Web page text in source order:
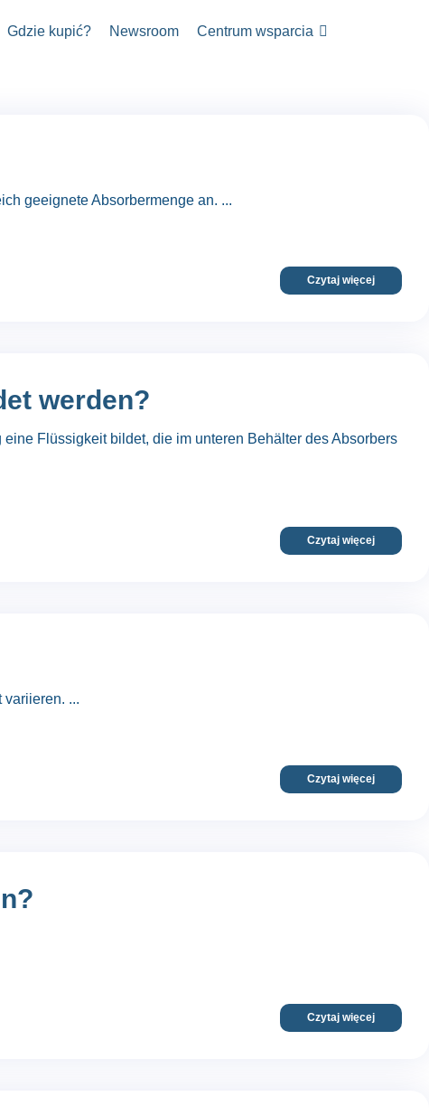
Gdzie kupić? Newsroom Centrum wsparcia
geeignete Absorbermenge an. ...
Czytaj więcej
werden?
Flüssigkeit bildet, die im unteren Behälter des Absorbers
Czytaj więcej
...
Czytaj więcej
Czytaj więcej